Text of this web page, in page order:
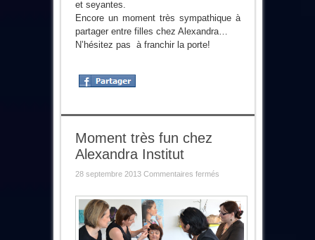
et seyantes.
Encore un moment très sympathique à
partager entre filles chez Alexandra…
N’hésitez pas à franchir la porte!
Moment très fun chez
Alexandra Institut
28 septembre 2013 Commentaires ferméssur
fun
chez
Alexandra
Institut